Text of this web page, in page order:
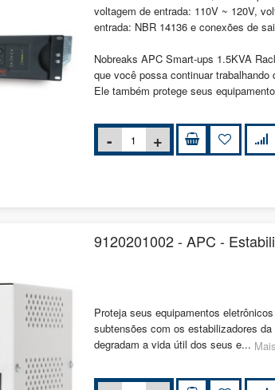
voltagem de entrada: 110V ~ 120V,
entrada: NBR 14136 e conexões de
Nobreaks APC Smart-ups 1.5KVA
que você possa continuar
Ele também protege seus
9120201002 - APC -
Proteja seus equipamentos
subtensões com os estabilizadores
degradam a vida útil dos seus e...